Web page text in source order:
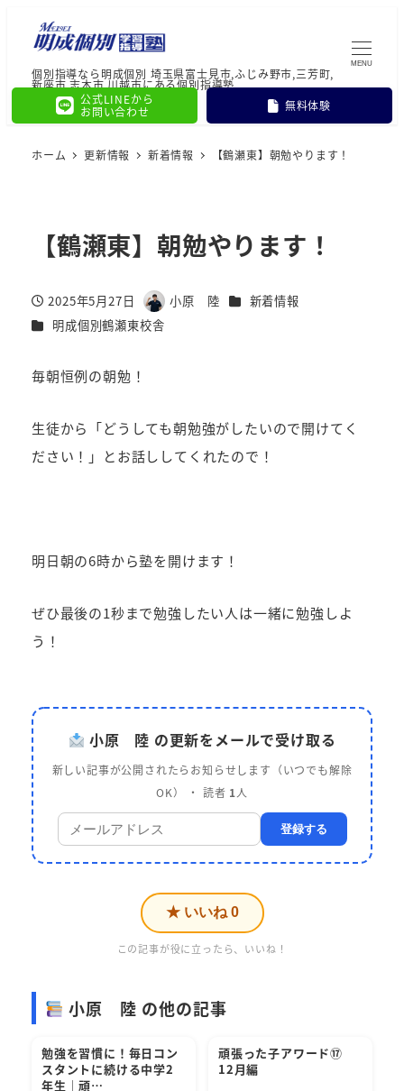
個別指導なら明成個別 埼玉県富士見市,ふじみ野市,三芳町,
新座市,志木市,川越市にある個別指導塾
公式LINEから
お問い合わせ
無料体験
MENU
ホーム 更新情報 新着情報 【鶴瀬東】朝勉やります！
【鶴瀬東】朝勉やります！
投稿日
2025年5月27日
著
者
小原 陸 カテゴリー
新着情報
カテゴリー
明成個別鶴瀬東校舎
毎朝恒例の朝勉！
生徒から「どうしても朝勉強がしたいので開けてく
ださい！」とお話ししてくれたので！
明日朝の6時から塾を開けます！
ぜひ最後の1秒まで勉強したい人は一緒に勉強しよ
う！
小原 陸 の更新をメールで受け取る
新しい記事が公開されたらお知らせします（いつでも解除
OK） ・ 読者 1 人
登録する
★ いいね 0
この記事が役に立ったら、いいね！
小原 陸 の他の記事
勉強を習慣に！毎日コン
スタントに続ける中学2
年生｜頑…
頑張った子アワード⑰
12月編